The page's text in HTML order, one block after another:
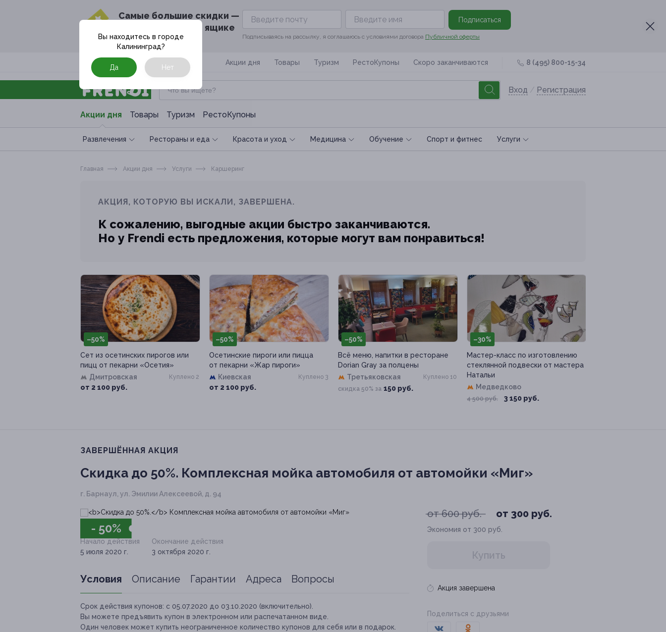
Cамые большие скидки —
в твоём почтовом ящике
Подписаться
Подписываясь на рассылку, я соглашаюсь с условиями договора Публичной оферты
Москва Акции дня Товары Туризм РестоКупоны Скоро заканчиваются 8 (495) 800-15-34
Вход / Регистрация
Акции дня Товары Туризм РестоКупоны
Развлечения Рестораны и еда Красота и уход Медицина Обучение Спoрт и фитнес Услуги
Вы находитесь в городе
Калининград?
Да Нет
Главная Акции дня Услуги Каршеринг
АКЦИЯ, КОТОРУЮ ВЫ ИСКАЛИ, ЗАВЕРШЕНА.
К сожалению, выгодные акции быстро заканчиваются.
Но у Frendi есть предложения, которые могут вам понравиться!
–50%
Сет из осетинских пирогов или
пицц от пекарни «Осетия»
Дмитровская
от 2 100 руб.
Куплено 2
–50%
Осетинские пироги или пицца
от пекарни «Жар пироги»
Киевская
от 2 100 руб.
Куплено 3
–50%
Всё меню, напитки в ресторане
Dorian Gray за полцены
Третьяковская
скидка 50% за 150 руб.
Куплено 10
–30%
Мастер-класс по изготовлению
стеклянной подвески от мастера
Натальи
Медведково
4 500 руб. 3 150 руб.
ЗАВЕРШЁННАЯ АКЦИЯ
Скидка до 50%. Комплексная мойка автомобиля от автомойки «Миг»
г. Барнаул, ул. Эмилии Алексеевой, д. 94
- 50%
от 600 руб. от 300 руб.
Экономия от 300 руб.
Купить
Акция завершена
Поделиться с друзьями
Начало действия
5 июля 2020 г.
Окончание действия
3 октября 2020 г.
Условия Описание Гарантии Адреса Вопросы
Срок действия купонов: с 05.07.2020 до 03.10.2020 (включительно).
Вы можете предъявить купон в электронном или распечатанном виде.
Один человек может купить неограниченное количество купонов для себя или в подарок.